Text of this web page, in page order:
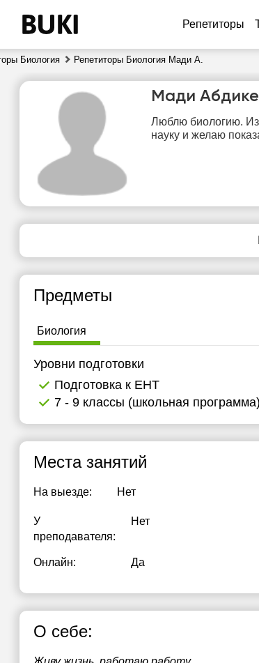
Репетиторы
Биология Репетиторы Биология Мади А.
Мади
Люблю биологию.
науку и желаю
Предметы
Биология
Уровни подготовки
Подготовка к ЕНТ
7 - 9 классы (школьная программа)
Места занятий
На выезде: Нет
У
преподавателя:
Нет
Онлайн: Да
О себе:
пт
7
8
свободных
свободных